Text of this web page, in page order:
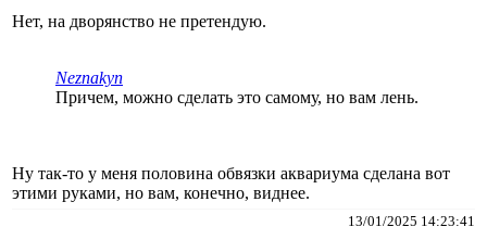
Нет, на дворянство не претендую.
Neznakyn
Причем, можно сделать это самому, но вам лень.
Ну так-то у меня половина обвязки аквариума сделана вот
этими руками, но вам, конечно, виднее.
13/01/2025 14:23:41